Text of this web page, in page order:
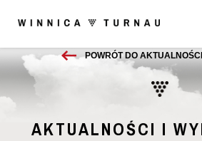
POWRÓT DO
AKTUALNOŚCI I